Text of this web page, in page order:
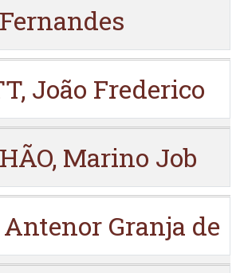
Fernandes
João Frederico
Marino Job
Granja de